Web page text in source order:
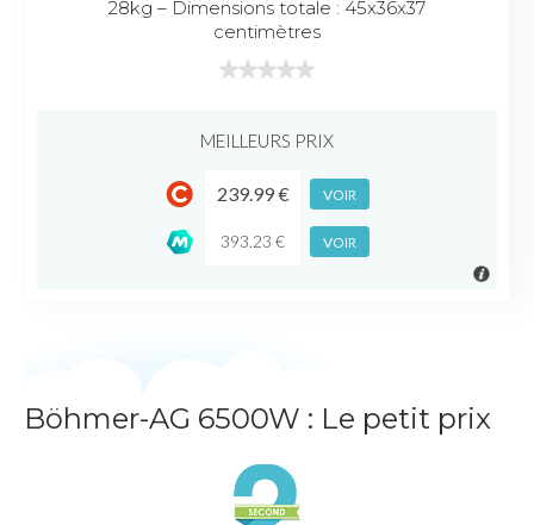
28kg – Dimensions totale : 45x36x37
centimètres
MEILLEURS PRIX
239.99 € VOIR
393.23 € VOIR
Böhmer-AG 6500W : Le petit prix